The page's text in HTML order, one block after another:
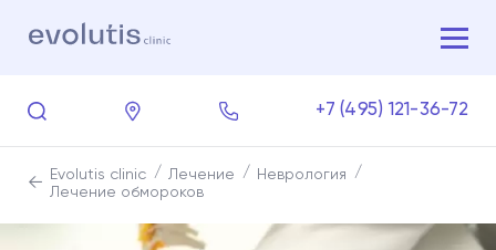
+7 (495) 121-36-72
Evolutis clinic Лечение
Неврология
Лечение обмороков